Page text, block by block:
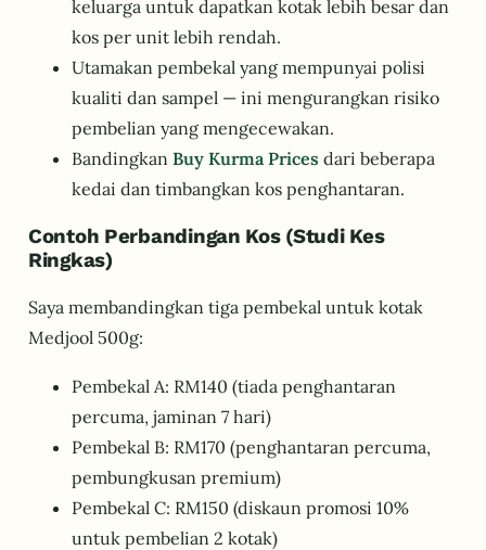
keluarga untuk dapatkan kotak lebih besar dan
kos per unit lebih rendah.
Utamakan pembekal yang mempunyai polisi
kualiti dan sampel — ini mengurangkan risiko
pembelian yang mengecewakan.
Bandingkan Buy Kurma Prices dari beberapa
kedai dan timbangkan kos penghantaran.
Contoh Perbandingan Kos (Studi Kes
Ringkas)
Saya membandingkan tiga pembekal untuk kotak
Medjool 500g:
Pembekal A: RM140 (tiada penghantaran
percuma, jaminan 7 hari)
Pembekal B: RM170 (penghantaran percuma,
pembungkusan premium)
Pembekal C: RM150 (diskaun promosi 10%
untuk pembelian 2 kotak)